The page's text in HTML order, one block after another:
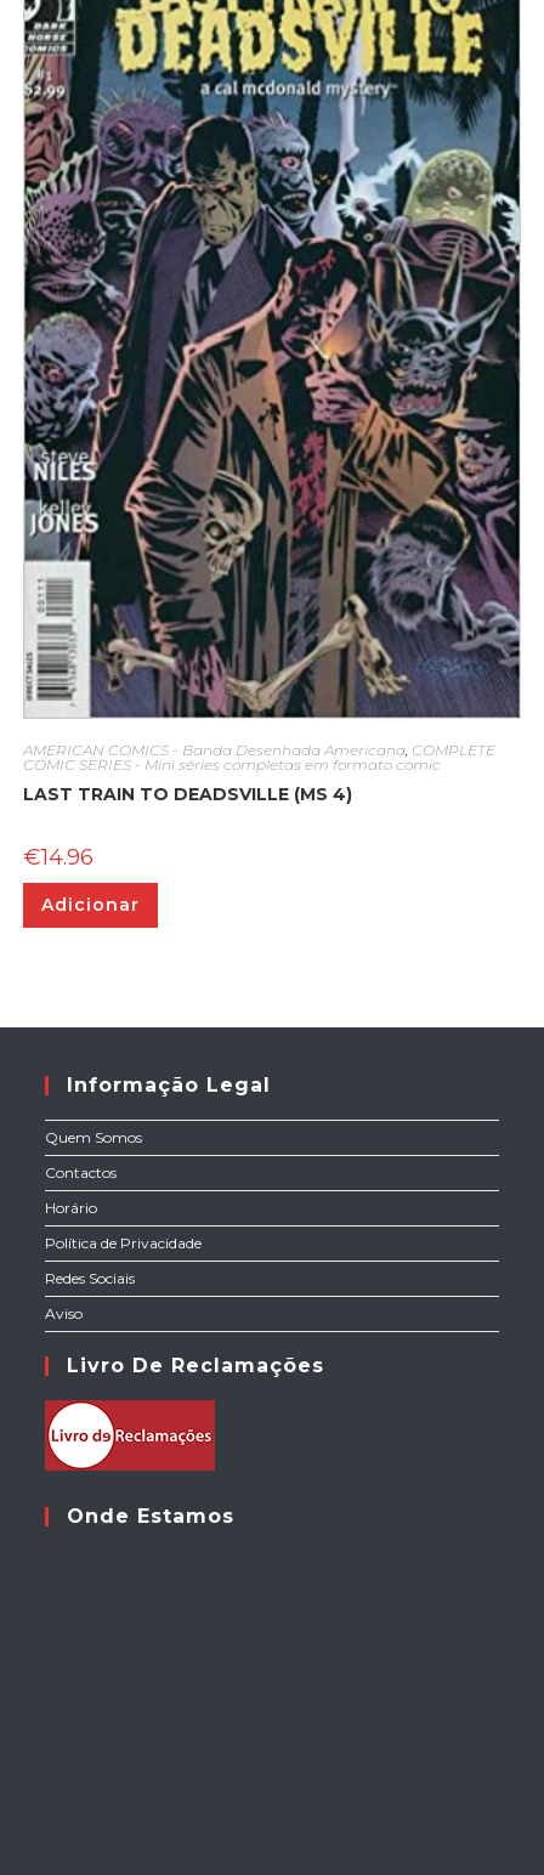
AMERICAN COMICS - Banda Desenhada Americana, COMPLETE
COMIC SERIES - Mini séries completas em formato comic
LAST TRAIN TO DEADSVILLE (MS 4)
€14.96
Adicionar
Informação Legal
Quem Somos
Contactos
Horário
Política de Privacidade
Redes Sociais
Aviso
Livro De Reclamações
Onde Estamos